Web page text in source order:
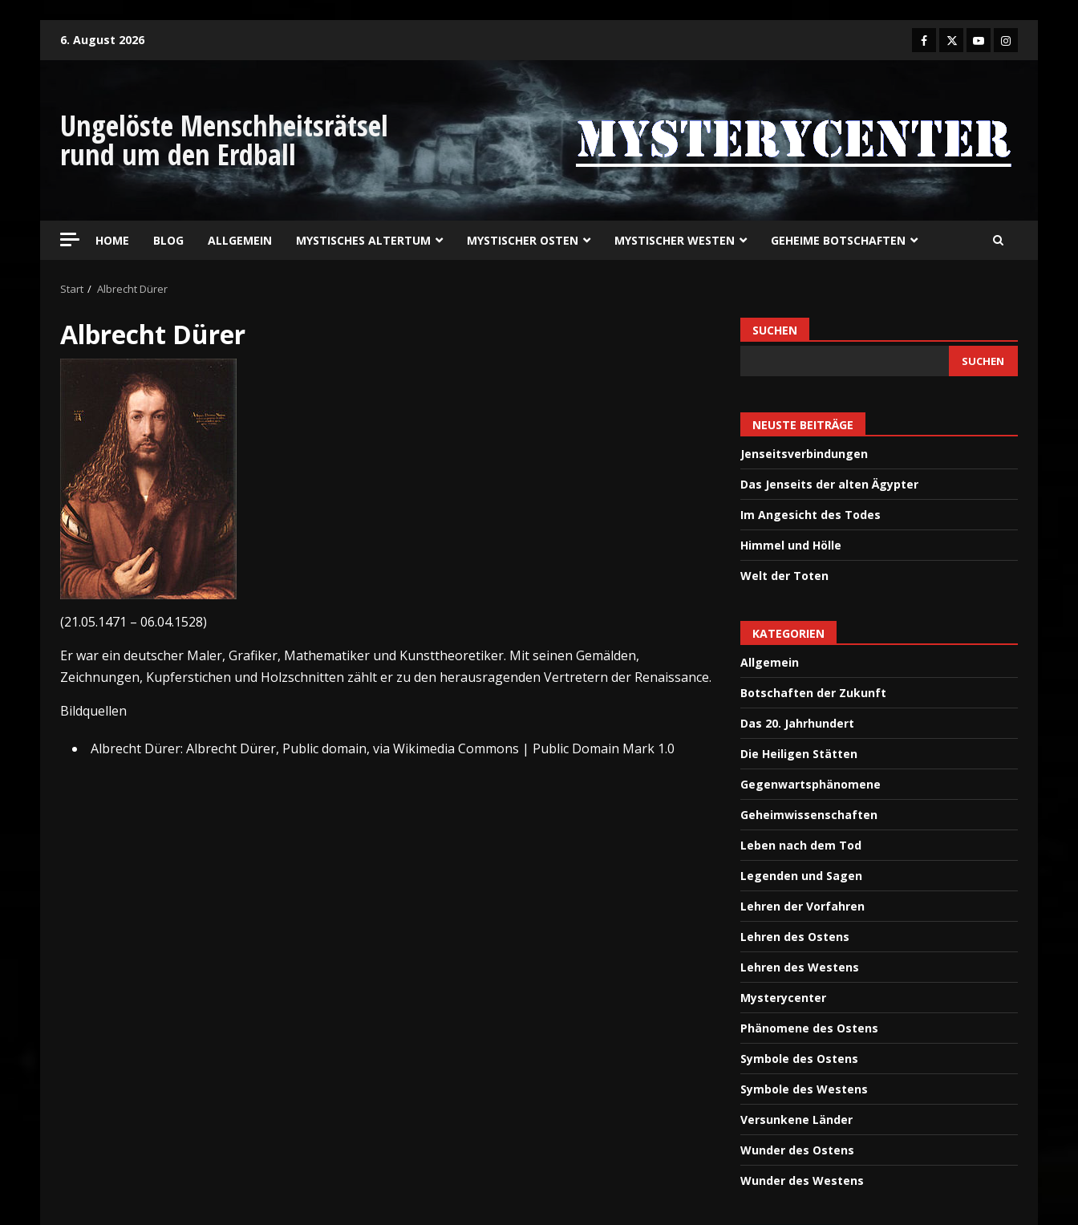
6. August 2026
Ungelöste Menschheitsrätsel
rund um den Erdball
HOME BLOG ALLGEMEIN MYSTISCHES ALTERTUM MYSTISCHER OSTEN MYSTISCHER WESTEN GEHEIME BOTSCHAFTEN
Start Albrecht Dürer
Albrecht Dürer
(21.05.1471 – 06.04.1528)
Er war ein deutscher Maler, Grafiker, Mathematiker und Kunsttheoretiker. Mit seinen Gemälden,
Zeichnungen, Kupferstichen und Holzschnitten zählt er zu den herausragenden Vertretern der Renaissance.
Bildquellen
Albrecht Dürer: Albrecht Dürer, Public domain, via Wikimedia Commons | Public Domain Mark 1.0
SUCHEN
SUCHEN
NEUSTE BEITRÄGE
Jenseitsverbindungen
Das Jenseits der alten Ägypter
Im Angesicht des Todes
Himmel und Hölle
Welt der Toten
KATEGORIEN
Allgemein
Botschaften der Zukunft
Das 20. Jahrhundert
Die Heiligen Stätten
Gegenwartsphänomene
Geheimwissenschaften
Leben nach dem Tod
Legenden und Sagen
Lehren der Vorfahren
Lehren des Ostens
Lehren des Westens
Mysterycenter
Phänomene des Ostens
Symbole des Ostens
Symbole des Westens
Versunkene Länder
Wunder des Ostens
Wunder des Westens
3
Das Paradies
4
Yonaguni Island – Pyramide
24. Februar 2024
5
Die Jakobsleiter
6
24. Februar 2024
7
Mythische Städte der Nord-
und Ostsee
24. Februar 2024